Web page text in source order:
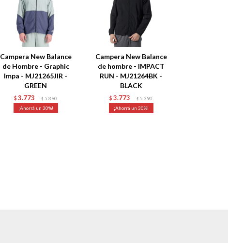
Campera New Balance
de Hombre - Graphic
Impa - MJ21265JIR -
GREEN
$ 3.773 $ 5.390
30
Campera New Balance
de hombre - IMPACT
RUN - MJ21264BK -
BLACK
$ 3.773 $ 5.390
30